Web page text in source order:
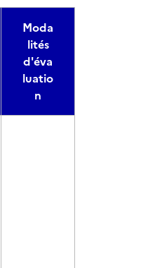
Moda
lités
d'éva
luatio
n